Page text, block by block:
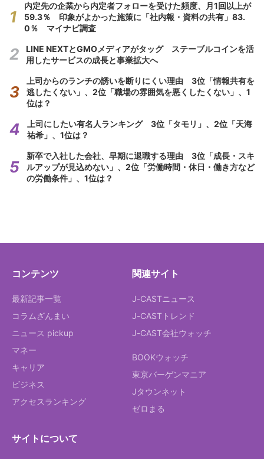
内定先の企業から内定者フォローを受けた頻度、月1回以上が
59.3％ 印象がよかった施策に「社内報・資料の共有」83.
0％ マイナビ調査
LINE NEXTとGMOメディアがタッグ ステーブルコインを活
用したサービスの成長と事業拡大へ
上司からのランチの誘いを断りにくい理由 3位「情報共有を
逃したくない」、2位「職場の雰囲気を悪くしたくない」、1
位は？
上司にしたい有名人ランキング 3位「タモリ」、2位「天海
祐希」、1位は？
新卒で入社した会社、早期に退職する理由 3位「成長・スキ
ルアップが見込めない」、2位「労働時間・休日・働き方など
の労働条件」、1位は？
コンテンツ
最新記事一覧
コラムざんまい
ニュース pickup
マネー
キャリア
ビジネス
アクセスランキング
関連サイト
J-CASTニュース
J-CASTトレンド
J-CAST会社ウォッチ
BOOKウォッチ
東京バーゲンマニア
Jタウンネット
ゼロまる
サイトについて